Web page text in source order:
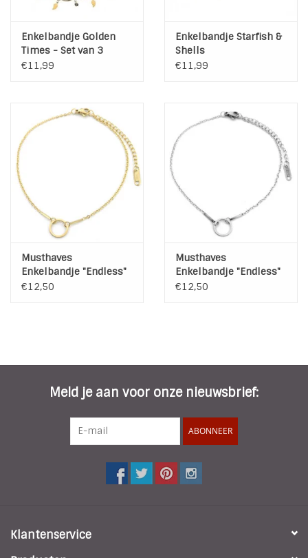
Enkelbandje Golden
Times - Set van 3
€11,99
Enkelbandje Starfish &
Shells
€11,99
Musthaves
Enkelbandje "Endless"
Stainless Steel Gold
€12,50
Musthaves
Enkelbandje "Endless"
Stainless Steel Silver
€12,50
Meld je aan voor onze nieuwsbrief:
ABONNEER
Klantenservice